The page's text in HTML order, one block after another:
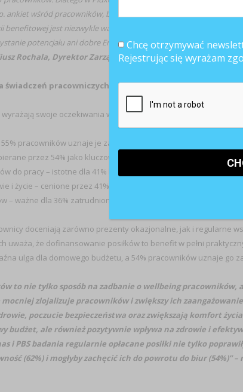
ankiet wśród pracowników, badań satysfakcji) dotyczących tego,
jest niezwykle ważny, aby pracodawca zapewnił sobie
potencjału ani dobre Employee Value Proposition i w
Rochala, Dyrektor Zarządzający Pluxee Polska.
świadczeń pracowniczych: benefity „must-have”
swoje oczekiwania wobec benefitów, które mają dla nich
pracowników uznaje je za istotne,
przez 54% jako kluczowy benefit,
do pracy – istotne dla 41% badanych,
i życie – cenione przez 41% respondentów,
– ważne dla 36% zatrudnionych.
doceniają zarówno prezenty okazjonalne, jak i regularne
uważa, że dofinansowanie posiłków to benefit w pełni
ulga dla domowego budżetu, a 54% pracowników uznaje go
to nie tylko sposób na zadbanie o wellbeing
zlojalizuje pracowników i zwiększy ich
poczucie bezpieczeństwa oraz zwiększają komfort
budżet, ale również pozytywnie wpływa na zdrowie i
i PBS badania regularnie opłacane posiłki nie tylko
(62%) i mogłyby zachęcić ich do powrotu do biur (54%)”
Chcę otrzymywać
Rejestrując się wyrażam